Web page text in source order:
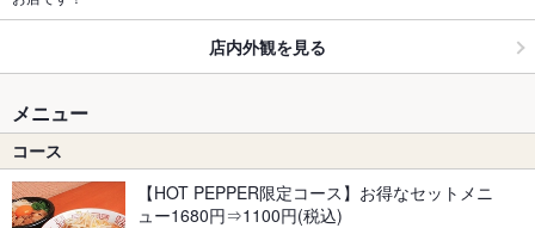
店内外観を見る
メニュー
コース
【HOT PEPPER限定コース】お得なセットメニ
ュー1680円⇒1100円(税込)